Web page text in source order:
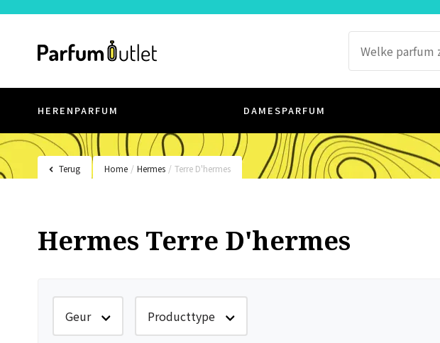
HERENPARFUM DAMESPARFUM
Terug Home / Hermes / Terre D'hermes
Hermes Terre D'hermes
Geur Producttype